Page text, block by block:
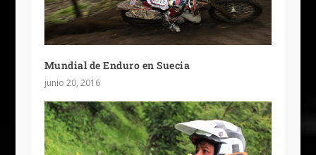
Mundial de Enduro en Suecia
junio 20, 2016